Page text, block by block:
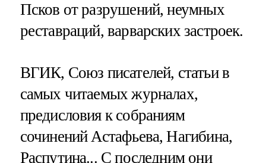
Псков от разрушений, неумных
реставраций, варварских застроек.
ВГИК, Союз писателей, статьи в
самых читаемых журналах,
предисловия к собраниям
сочинений Астафьева, Нагибина,
Распутина... С последним они